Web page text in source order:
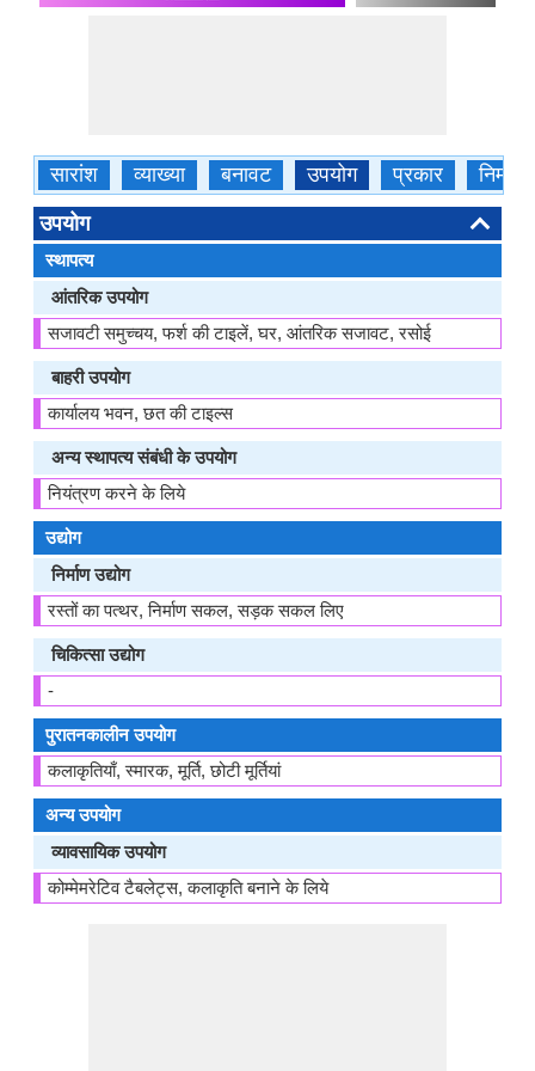
सारांश व्याख्या बनावट उपयोग प्रकार निर्माण
उपयोग
स्थापत्य
आंतरिक उपयोग
सजावटी समुच्चय, फर्श की टाइलें, घर, आंतरिक सजावट, रसोई
बाहरी उपयोग
कार्यालय भवन, छत की टाइल्स
अन्य स्थापत्य संबंधी के उपयोग
नियंत्रण करने के लिये
उद्योग
निर्माण उद्योग
रस्तों का पत्थर, निर्माण सकल, सड़क सकल लिए
चिकित्सा उद्योग
-
पुरातनकालीन उपयोग
कलाकृतियाँ, स्मारक, मूर्ति, छोटी मूर्तियां
अन्य उपयोग
व्यावसायिक उपयोग
कोम्मेमरेटिव टैबलेट्स, कलाकृति बनाने के लिये